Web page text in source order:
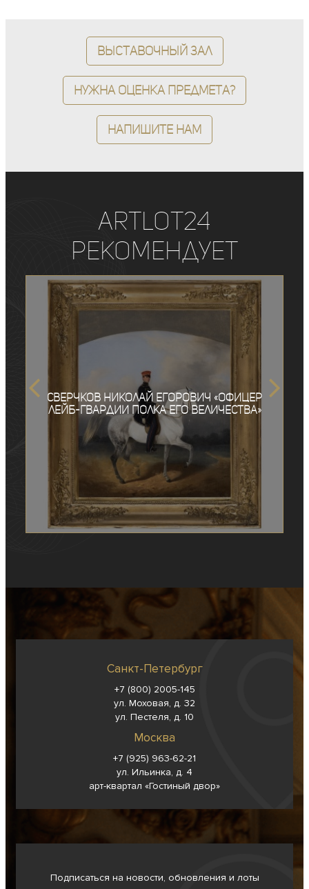
Выставочный зал
Нужна оценка предмета?
Напишите нам
ArtLot24
рекомендует
Сверчков Николай Егорович «Офицер
лейб-гвардии полка Его Величества»
Санкт-Петербург
+7 (800) 2005-145
ул. Моховая, д. 32
ул. Пестеля, д. 10
Москва
+7 (925) 963-62-21
ул. Ильинка, д. 4
арт-квартал «Гостиный двор»
Подписаться на новости, обновления и лоты